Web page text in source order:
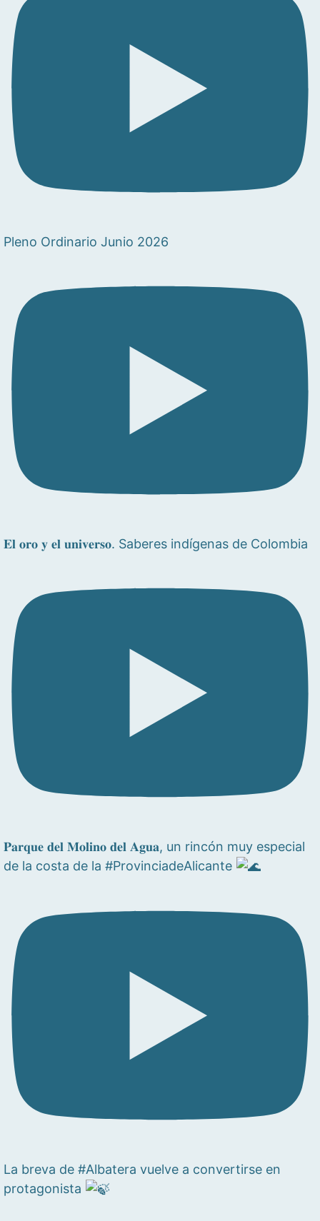
Pleno Ordinario Junio 2026
𝐄𝐥 𝐨𝐫𝐨 𝐲 𝐞𝐥 𝐮𝐧𝐢𝐯𝐞𝐫𝐬𝐨. Saberes indígenas de Colombia
𝐏𝐚𝐫𝐪𝐮𝐞 𝐝𝐞𝐥 𝐌𝐨𝐥𝐢𝐧𝐨 𝐝𝐞𝐥 𝐀𝐠𝐮𝐚, un rincón muy especial
de la costa de la #ProvinciadeAlicante
La breva de #Albatera vuelve a convertirse en
protagonista